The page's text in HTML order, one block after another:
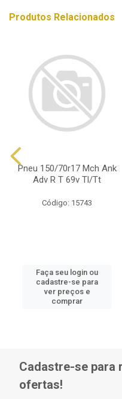
Produtos Relacionados
Pneu 150/70r17 Mch Ank
Adv R T 69v Tl/Tt
Código: 15743
Faça seu login ou
cadastre-se para
ver preços e
comprar
Cadastre-se para
ofertas!